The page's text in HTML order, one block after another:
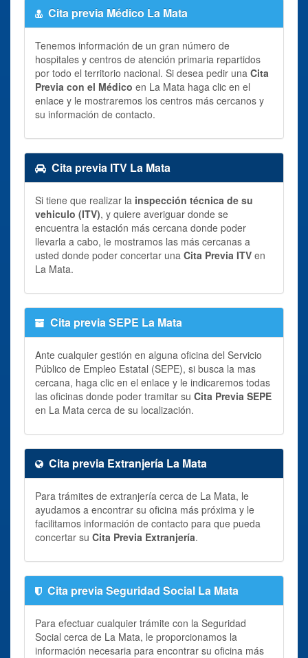
Cita previa Médico La Mata
Tenemos información de un gran número de
hospitales y centros de atención primaria repartidos
por todo el territorio nacional. Si desea pedir una Cita
Previa con el Médico en La Mata haga clic en el
enlace y le mostraremos los centros más cercanos y
su información de contacto.
Cita previa ITV La Mata
Si tiene que realizar la inspección técnica de su
vehiculo (ITV), y quiere averiguar donde se
encuentra la estación más cercana donde poder
llevarla a cabo, le mostramos las más cercanas a
usted donde poder concertar una Cita Previa ITV en
La Mata.
Cita previa SEPE La Mata
Ante cualquier gestión en alguna oficina del Servicio
Público de Empleo Estatal (SEPE), si busca la mas
cercana, haga clic en el enlace y le indicaremos todas
las oficinas donde poder tramitar su Cita Previa SEPE
en La Mata cerca de su localización.
Cita previa Extranjería La Mata
Para trámites de extranjería cerca de La Mata, le
ayudamos a encontrar su oficina más próxima y le
facilitamos información de contacto para que pueda
concertar su Cita Previa Extranjería.
Cita previa Seguridad Social La Mata
Para efectuar cualquier trámite con la Seguridad
Social cerca de La Mata, le proporcionamos la
información necesaria para encontrar su oficina más